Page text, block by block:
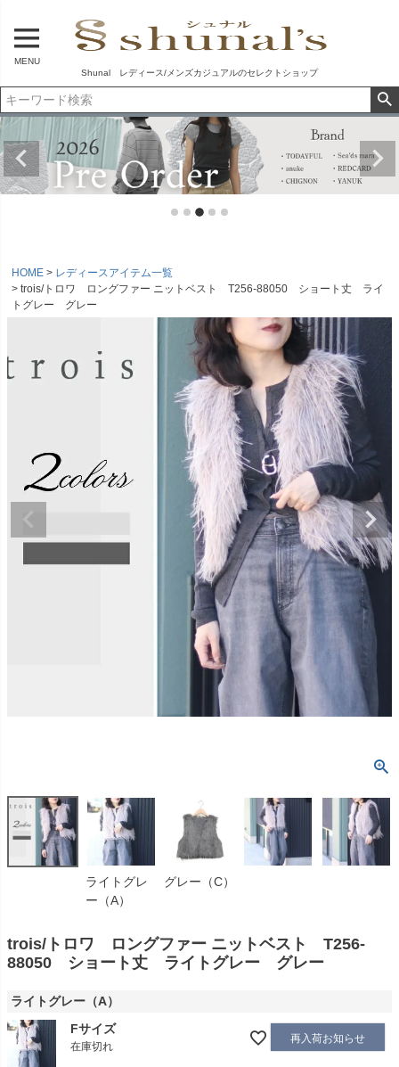
MENU
Shunal レディース/メンズカジュアルのセレクトショップ
HOME
レディースアイテム一覧
trois/トロワ ロングファー ニットベスト T256-88050 ショート丈 ライ
トグレー グレー
ライトグレ
ー（A）
グレー（C）
trois/トロワ ロングファー ニットベスト T256-
88050 ショート丈 ライトグレー グレー
ライトグレー（A）
Fサイズ
在庫切れ
再入荷お知らせ